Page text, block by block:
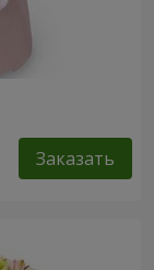
Заказать